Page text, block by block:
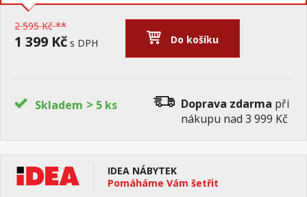
2 595 Kč **
1 399 Kč s DPH Do košíku
Skladem > 5 ks Doprava zdarma při
nákupu nad 3 999 Kč
IDEA NÁBYTEK
Pomáháme Vám šetřit